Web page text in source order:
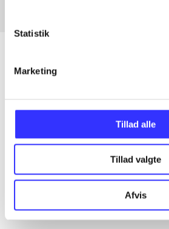
Statistik
Marketing
Tillad alle
Tillad valgte
Afvis
Alle registrerede artikler fordelt på
...
...
...